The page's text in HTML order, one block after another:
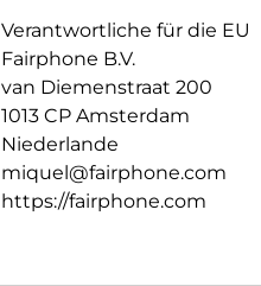
Verantwortliche für die EU
Fairphone B.V.
van Diemenstraat 200
1013 CP Amsterdam
Niederlande
miquel@fairphone.com
https://fairphone.com